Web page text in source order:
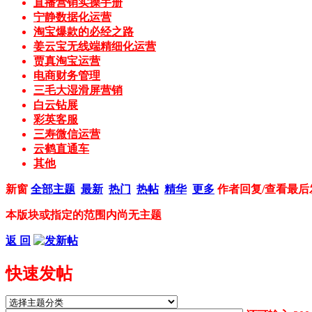
宁静数据化运营
淘宝爆款的必经之路
姜云宝无线端精细化运营
贾真淘宝运营
电商财务管理
三毛大湿滑屏营销
白云钻展
彩英客服
三寿微信运营
云鹤直通车
其他
新窗 全部主题 最新 热门 热帖 精华 更多 作者回复/查看最后
本版块或指定的范围内尚无主题
返 回
快速发帖